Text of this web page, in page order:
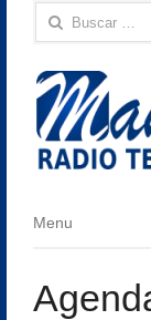
Buscar:
Menu
Menu